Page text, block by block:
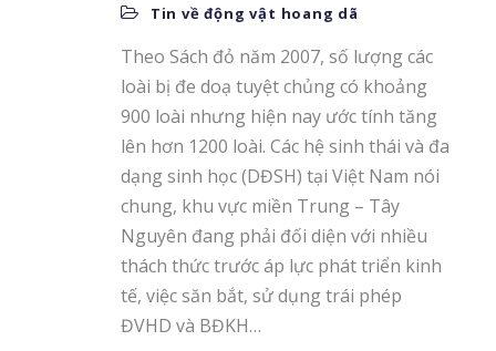
Tin về động vật hoang dã
Theo Sách đỏ năm 2007, số lượng các
loài bị đe doạ tuyệt chủng có khoảng
900 loài nhưng hiện nay ước tính tăng
lên hơn 1200 loài. Các hệ sinh thái và đa
dạng sinh học (DĐSH) tại Việt Nam nói
chung, khu vực miền Trung – Tây
Nguyên đang phải đối diện với nhiều
thách thức trước áp lực phát triển kinh
tế, việc săn bắt, sử dụng trái phép
ĐVHD và BĐKH…